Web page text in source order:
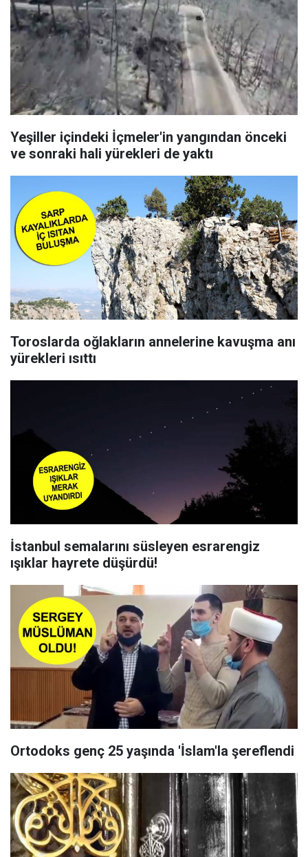
Yeşiller içindeki İçmeler'in yangından önceki
ve sonraki hali yürekleri de yaktı
Toroslarda oğlakların annelerine kavuşma anı
yürekleri ısıttı
İstanbul semalarını süsleyen esrarengiz
ışıklar hayrete düşürdü!
Ortodoks genç 25 yaşında 'İslam'la şereflendi